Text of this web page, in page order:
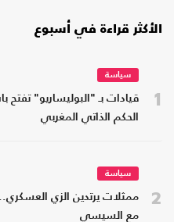
الأكثر قراءة في أسبوع
1
سياسة
قيادات بـ "البوليساريو" تفتح
الحكم الذاتي المغربي
2
سياسة
ممثلات يرتدين الزي
مع السيسي